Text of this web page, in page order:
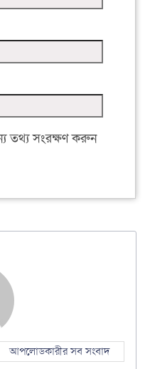
তথ্য সংরক্ষণ করুন
আপলোডকারীর সব সংবাদ